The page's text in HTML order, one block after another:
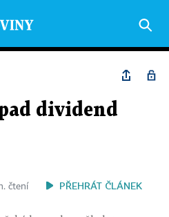
dividend
čtení PŘEHRÁT ČLÁNEK